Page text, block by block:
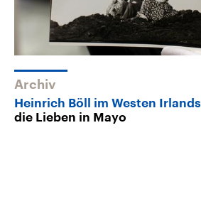
Archiv
Heinrich Böll im Westen Irlands
die Lieben in Mayo